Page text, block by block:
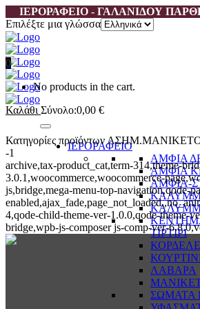
ΙΕΡΟΡΑΦΕΙΟ - ΓΑΛΑΝΙΔΟΥ
Επιλέξτε μια γλώσσα
0
No products in the cart.
Καλάθι Σύνολο:0,00 €
ΙΕΡΟΡΑΦΕΙΟ
ΑΜΦΙΑ
ΑΜΦΙΑ
ΑΜΦΙΑ-
ΤΙΡΤΙΡΙ
ΛΑΒΑΡΑ
ΣΩΜΑΤΑ
Κατηγορίες προϊόντων
-1
archive,tax-product_cat,term-314,theme-
3.0.1,woocommerce,woocommerce-
js,bridge,mega-menu-top-navigation,qode-
4,qode-child-theme-ver-1.0.0,qode-theme-
bridge,wpb-js-composer js-comp-ver-